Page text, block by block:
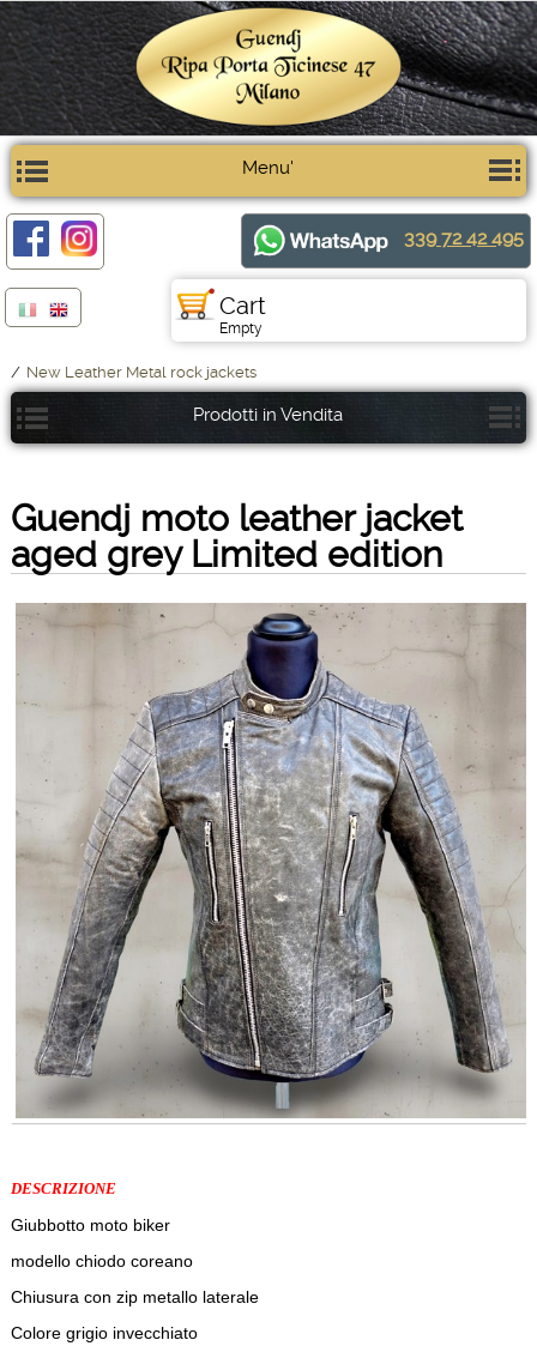
Menu'
339 72 42 495
Cart
Empty
/ New Leather Metal rock jackets
Prodotti in Vendita
Guendj moto leather jacket
aged grey Limited edition
DESCRIZIONE
Giubbotto moto biker
modello chiodo coreano
Chiusura con zip metallo laterale
Colore grigio invecchiato